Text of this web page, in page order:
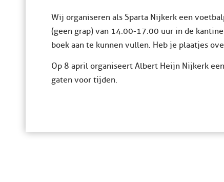
Wij organiseren als Sparta Nijkerk een
(geen grap) van 14.00-17.00 uur in de
boek aan te kunnen vullen. Heb je plaatjes
Op 8 april organiseert Albert Heijn Nijkerk
gaten voor tijden.